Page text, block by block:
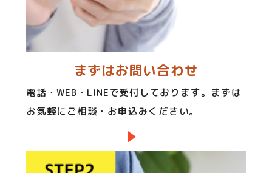
まずはお問い合わせ
電話・WEB・LINEで受付しております。まずは
お気軽にご相談・お申込みください。